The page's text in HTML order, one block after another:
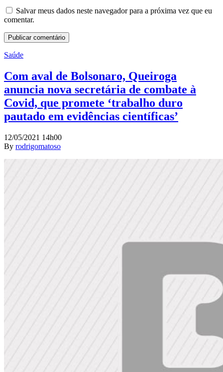
Salvar meus dados neste navegador para a próxima vez que eu
comentar.
Saúde
Com aval de Bolsonaro, Queiroga
anuncia nova secretária de combate à
Covid, que promete ‘trabalho duro
pautado em evidências científicas’
12/05/2021 14h00
By rodrigomatoso